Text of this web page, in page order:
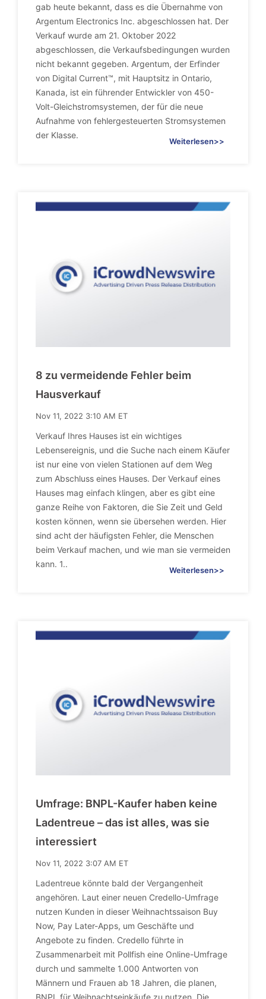
gab heute bekannt, dass es die Übernahme von
Argentum Electronics Inc. abgeschlossen hat. Der
Verkauf wurde am 21. Oktober 2022
abgeschlossen, die Verkaufsbedingungen wurden
nicht bekannt gegeben. Argentum, der Erfinder
von Digital Current™, mit Hauptsitz in Ontario,
Kanada, ist ein führender Entwickler von 450-
Volt-Gleichstromsystemen, der für die neue
Aufnahme von fehlergesteuerten Stromsystemen
der Klasse.
Weiterlesen>>
8 zu vermeidende Fehler beim
Hausverkauf
Nov 11, 2022 3:10 AM ET
Verkauf Ihres Hauses ist ein wichtiges
Lebensereignis, und die Suche nach einem Käufer
ist nur eine von vielen Stationen auf dem Weg
zum Abschluss eines Hauses. Der Verkauf eines
Hauses mag einfach klingen, aber es gibt eine
ganze Reihe von Faktoren, die Sie Zeit und Geld
kosten können, wenn sie übersehen werden. Hier
sind acht der häufigsten Fehler, die Menschen
beim Verkauf machen, und wie man sie vermeiden
kann. 1..
Weiterlesen>>
Umfrage: BNPL-Kaufer haben keine
Ladentreue – das ist alles, was sie
interessiert
Nov 11, 2022 3:07 AM ET
Ladentreue könnte bald der Vergangenheit
angehören. Laut einer neuen Credello-Umfrage
nutzen Kunden in dieser Weihnachtssaison Buy
Now, Pay Later-Apps, um Geschäfte und
Angebote zu finden. Credello führte in
Zusammenarbeit mit Pollfish eine Online-Umfrage
durch und sammelte 1.000 Antworten von
Männern und Frauen ab 18 Jahren, die planen,
BNPL für Weihnachtseinkäufe zu nutzen. Die